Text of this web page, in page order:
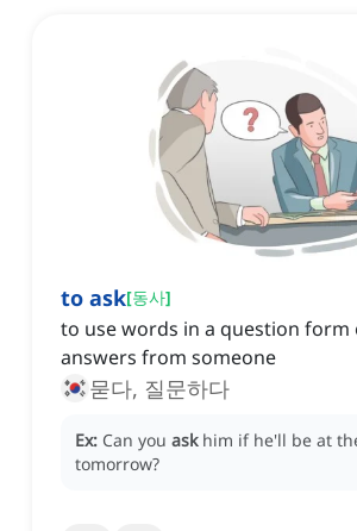
to ask[동사]
to use words in a question
answers from someone
묻다, 질문하다
Ex: Can you ask him if he'll be at
tomorrow?